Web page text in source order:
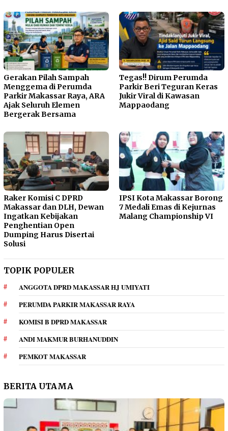
Gerakan Pilah Sampah
Menggema di Perumda
Parkir Makassar Raya, ARA
Ajak Seluruh Elemen
Bergerak Bersama
Tegas!! Dirum Perumda
Parkir Beri Teguran Keras
Jukir Viral di Kawasan
Mappaodang
Raker Komisi C DPRD
Makassar dan DLH, Dewan
Ingatkan Kebijakan
Penghentian Open
Dumping Harus Disertai
Solusi
IPSI Kota Makassar Borong
7 Medali Emas di Kejurnas
Malang Championship VI
TOPIK POPULER
ANGGOTA DPRD MAKASSAR HJ UMIYATI
PERUMDA PARKIR MAKASSAR RAYA
KOMISI B DPRD MAKASSAR
ANDI MAKMUR BURHANUDDIN
PEMKOT MAKASSAR
BERITA UTAMA